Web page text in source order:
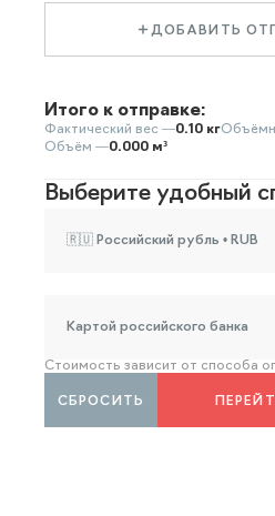
ДОБАВИТЬ
Итого к отправке:
Фактический вес —0.10 кг
Объём —0.000 м³
Выберите удобный
🇷🇺 Российский рубль • RUB
Картой российского банка
Стоимость зависит от способа
СБРОСИТЬ